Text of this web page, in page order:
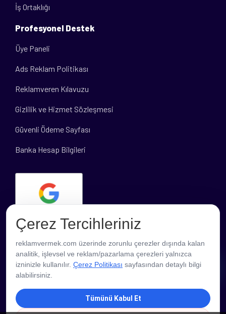
İş Ortaklığı
Profesyonel Destek
Üye Paneli
Ads Reklam Politikası
Reklamveren Kılavuzu
Gizlilik ve Hizmet Sözleşmesi
Güvenli Ödeme Sayfası
Banka Hesap Bilgileri
PROFESYONEL DESTEK
Çerez Tercihleriniz
reklamvermek.com üzerinde zorunlu çerezler dışında kalan
analitik, işlevsel ve reklam/pazarlama çerezleri yalnızca
izninizle kullanılır. Çerez Politikası sayfasından detaylı bilgi
alabilirsiniz.
Tümünü Kabul Et